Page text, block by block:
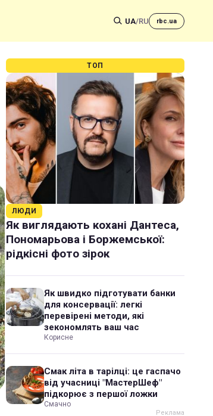
UA/RU rbc.ua
ТОП
ЛЮДИ
Як виглядають кохані Дантеса,
Пономарьова і Боржемської:
рідкісні фото зірок
Як швидко підготувати банки
для консервації: легкі
перевірені методи, які
зекономлять ваш час
Корисне
Смак літа в тарілці: це гаспачо
від учасниці "МастерШеф"
підкорює з першої ложки
Смачно